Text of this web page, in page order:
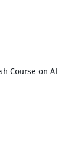
Course on AI